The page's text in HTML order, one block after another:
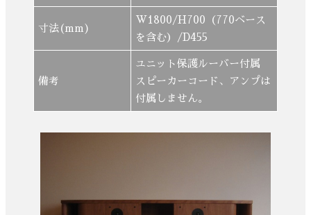
寸法(mm)
W1800/H700（770ベース
を含む）/D455
備考
ユニット保護ルーバー付属
スピーカーコード、アンプは
付属しません。